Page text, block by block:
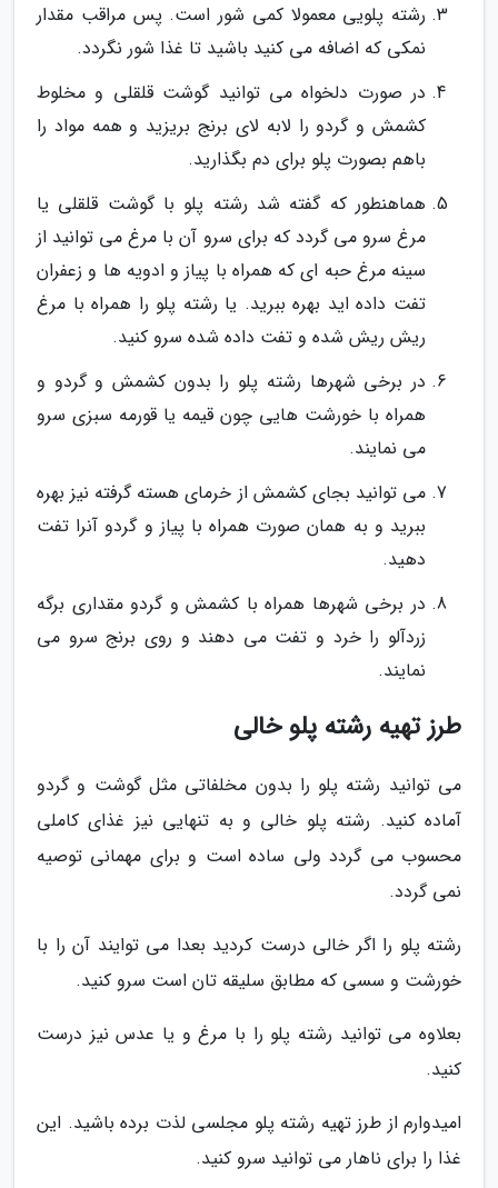
رشته پلویی معمولا کمی شور است. پس مراقب مقدار
نمکی که اضافه می کنید باشید تا غذا شور نگردد.
در صورت دلخواه می توانید گوشت قلقلی و مخلوط
کشمش و گردو را لابه لای برنج بریزید و همه مواد را
باهم بصورت پلو برای دم بگذارید.
هماهنطور که گفته شد رشته پلو با گوشت قلقلی یا
مرغ سرو می گردد که برای سرو آن با مرغ می توانید از
سینه مرغ حبه ای که همراه با پیاز و ادویه ها و زعفران
تفت داده اید بهره ببرید. یا رشته پلو را همراه با مرغ
ریش ریش شده و تفت داده شده سرو کنید.
در برخی شهرها رشته پلو را بدون کشمش و گردو و
همراه با خورشت هایی چون قیمه یا قورمه سبزی سرو
می نمایند.
می توانید بجای کشمش از خرمای هسته گرفته نیز بهره
ببرید و به همان صورت همراه با پیاز و گردو آنرا تفت
دهید.
در برخی شهرها همراه با کشمش و گردو مقداری برگه
زردآلو را خرد و تفت می دهند و روی برنج سرو می
نمایند.
طرز تهیه رشته پلو خالی
می توانید رشته پلو را بدون مخلفاتی مثل گوشت و گردو
آماده کنید. رشته پلو خالی و به تنهایی نیز غذای کاملی
محسوب می گردد ولی ساده است و برای مهمانی توصیه
نمی گردد.
رشته پلو را اگر خالی درست کردید بعدا می توایند آن را با
خورشت و سسی که مطابق سلیقه تان است سرو کنید.
بعلاوه می توانید رشته پلو را با مرغ و یا عدس نیز درست
کنید.
امیدوارم از طرز تهیه رشته پلو مجلسی لذت برده باشید. این
غذا را برای ناهار می توانید سرو کنید.